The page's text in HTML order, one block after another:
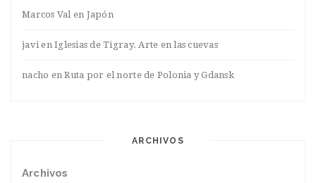
Marcos Valen Japón
javienIglesias de Tigray. Arte en las cuevas
nacho enRuta por el norte de Polonia y Gdansk
ARCHIVOS
Archivos